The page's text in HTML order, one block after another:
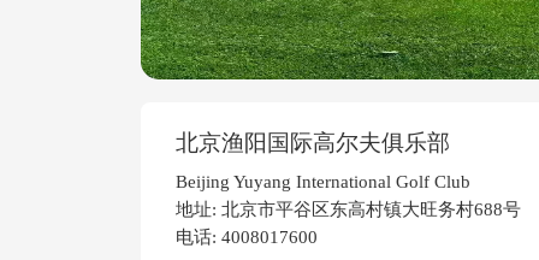
北京渔阳国际高尔夫俱乐部
Beijing Yuyang International Golf Club
地址: 北京市平谷区东高村镇大旺务村688号
电话: 4008017600